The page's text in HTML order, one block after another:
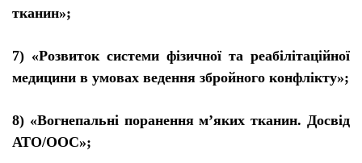
тканин»;
7) «Розвиток системи фізичної та реабілітаційної
медицини в умовах ведення збройного конфлікту»;
8) «Вогнепальні поранення м’яких тканин. Досвід
АТО/ООС»;